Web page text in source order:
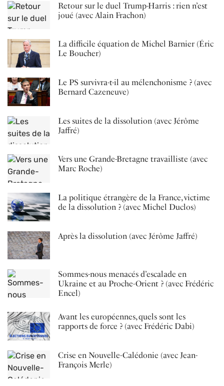
Retour sur le duel Trump-Harris : rien n’est
joué (avec Alain Frachon)
La difficile équation de Michel Barnier (Éric
Le Boucher)
Le PS survivra-t-il au mélenchonisme ? (avec
Bernard Cazeneuve)
Les suites de la dissolution (avec Jérôme
Jaffré)
Vers une Grande-Bretagne travailliste (avec
Marc Roche)
La politique étrangère de la France, victime
de la dissolution ? (avec Michel Duclos)
Après la dissolution (avec Jérôme Jaffré)
Sommes-nous menacés d’escalade en
Ukraine et au Proche-Orient ? (avec Frédéric
Encel)
Avant les européennes, quels sont les
rapports de force ? (avec Frédéric Dabi)
Crise en Nouvelle-Calédonie (avec Jean-
François Merle)